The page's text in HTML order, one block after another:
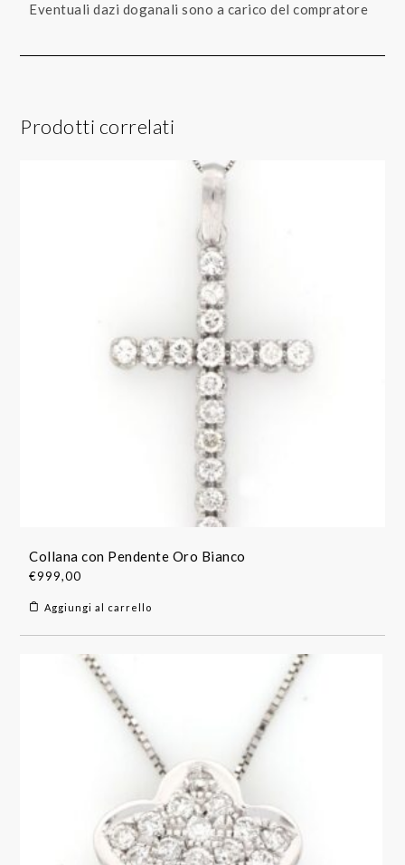
Eventuali dazi doganali sono a carico del compratore
Prodotti correlati
Collana con Pendente Oro Bianco
€999,00
Aggiungi al carrello